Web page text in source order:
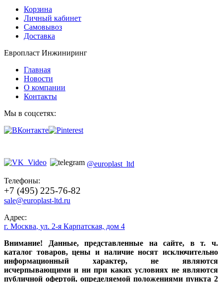
Корзина
Личный кабинет
Самовывоз
Доставка
Европласт Инжиниринг
Главная
Новости
О компании
Контакты
Мы в соцсетях:
@europlast_ltd
Телефоны:
+7 (495) 225-76-82
sale@europlast-ltd.ru
Адрес:
г. Москва, ул. 2-я Карпатская, дом 4
Внимание! Данные, представленные на сайте, в т. ч.
каталог товаров, цены и наличие носят исключительно
информационный характер, не являются
исчерпывающими и ни при каких условиях не являются
публичной офертой, определяемой положениями пункта 2